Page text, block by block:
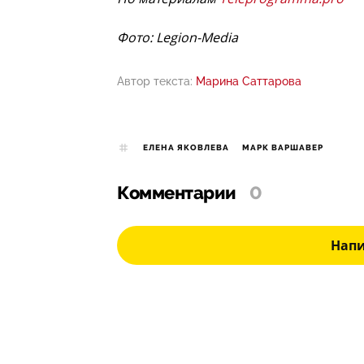
Фото: Legion-Media
Автор текста: Марина Саттарова
ЕЛЕНА ЯКОВЛЕВА МАРК ВАРШАВЕР
Комментарии 0